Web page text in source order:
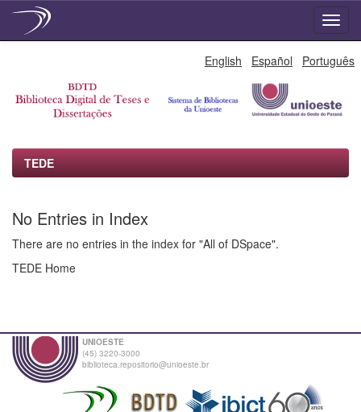
English Español Português
TEDE
No Entries in Index
There are no entries in the index for "All of DSpace".
TEDE Home
UNIOESTE
(45) 3220-3000
biblioteca.repositorio@unioeste.br